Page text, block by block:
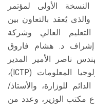
الأولى لمؤتمر
يُعقد بالتعاون بين
العالي وشركة
إشراف د. هشام فاروق
ناصر الأمير المدير
التنفيذي لمشروع تطوير نظم وتكنولوجيا المعلومات (ICTP)،
للوزارة، والأستاذ/
مكتب الوزير، وعدد من